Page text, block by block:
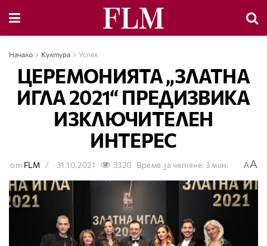
Начало Култура Успех
ЦЕРЕМОНИЯТА „ЗЛАТНА
ИГЛА 2021“ ПРЕДИЗВИКА
ИЗКЛЮЧИТЕЛЕН
ИНТЕРЕС
от FLM 31.10.2021 3320 Време за четене: 3 мин. AA